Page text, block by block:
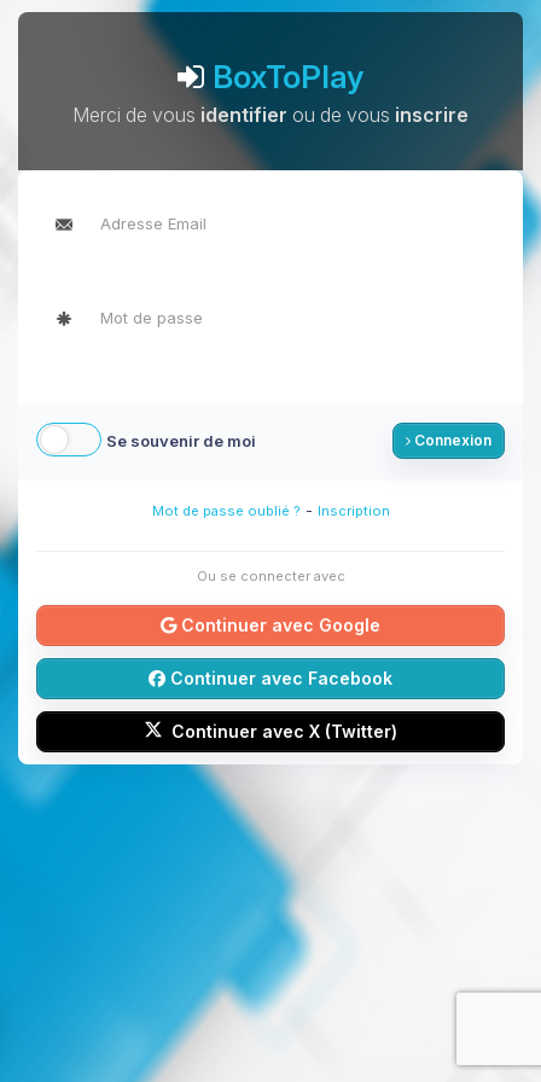
BoxToPlay
Merci de vous identifier ou de vous inscrire
Se souvenir de moi Connexion
Mot de passe oublié ? - Inscription
Ou se connecter avec
Continuer avec Google
Continuer avec Facebook
Continuer avec X (Twitter)